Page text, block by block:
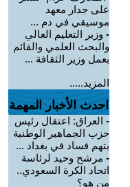
على جدار معهد
موسيقي في دم ...
- وزير التعليم العالي
والبحث العلمي والقائم
بعمل وزير الثقافة ...
المزيد.....
احدث الأخبار المهمة
- العراق: اعتقال رئيس
حزب الجماهير الوطنية
بتهم فساد في بغداد ...
- مرشح وحيد لرئاسة
اتحاد الكرة السعودي..
من هو؟